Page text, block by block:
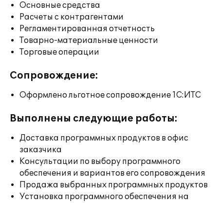
Основные средства
Расчеты с контрагентами
Регламентированная отчетность
Товарно-материальные ценности
Торговые операции
Сопровождение:
Оформлено льготное сопровождение 1С:ИТС
Выполнены следующие работы:
Доставка программных продуктов в офис
заказчика
Консультации по выбору программного
обеспечения и вариантов его сопровождения
Продажа выбранных программных продуктов
Установка программного обеспечения на